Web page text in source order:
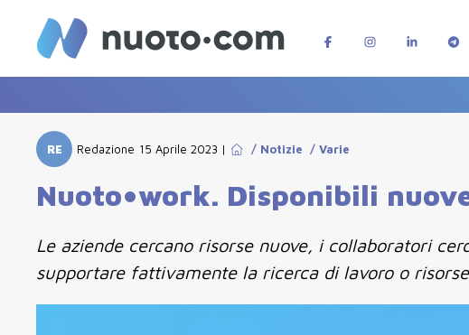
RE Redazione 15 Aprile 2023 | / Notizie /Varie
Nuoto•work. Disponibili
Le aziende cercano risorse nuove, i collaboratori
supportare fattivamente la ricerca di lavoro o